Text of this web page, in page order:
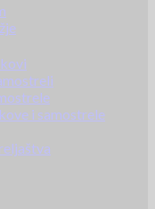
i samostrele